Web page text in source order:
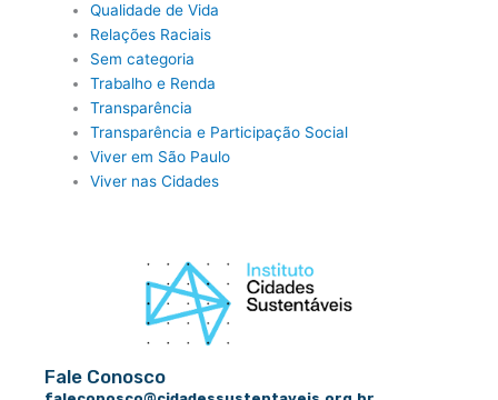
Qualidade de Vida
Relações Raciais
Sem categoria
Trabalho e Renda
Transparência
Transparência e Participação Social
Viver em São Paulo
Viver nas Cidades
Fale Conosco